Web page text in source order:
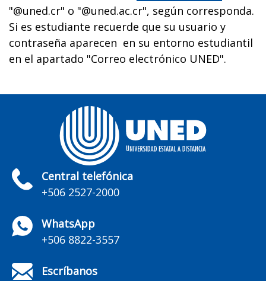
"@uned.cr" o "@uned.ac.cr", según corresponda.
Si es estudiante recuerde que su usuario y
contraseña aparecen en su entorno estudiantil
en el apartado "Correo electrónico UNED".
Central telefónica
+506 2527-2000
WhatsApp
+506 8822-3557
Escríbanos